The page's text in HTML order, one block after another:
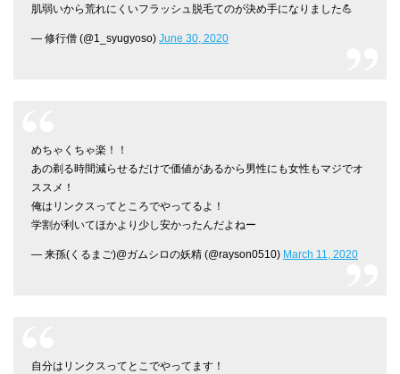
肌弱いから荒れにくいフラッシュ脱毛てのが決め手になりました💪
— 修行僧 (@1_syugyoso) June 30, 2020
めちゃくちゃ楽！！
あの剃る時間減らせるだけで価値があるから男性にも女性もマジでオ
ススメ！
俺はリンクスってところでやってるよ！
学割が利いてほかより少し安かったんだよねー
— 来孫(くるまご)@ガムシロの妖精 (@rayson0510) March 11, 2020
自分はリンクスってとこでやってます！